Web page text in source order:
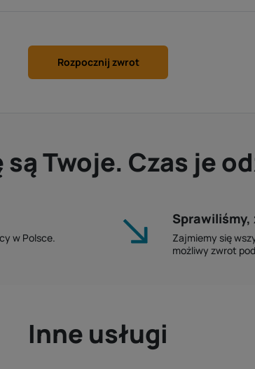
Rozpocznij zwrot
Twoje. Czas je
w Polsce.
Zajmiemy się
możliwy zwrot
Inne usługi